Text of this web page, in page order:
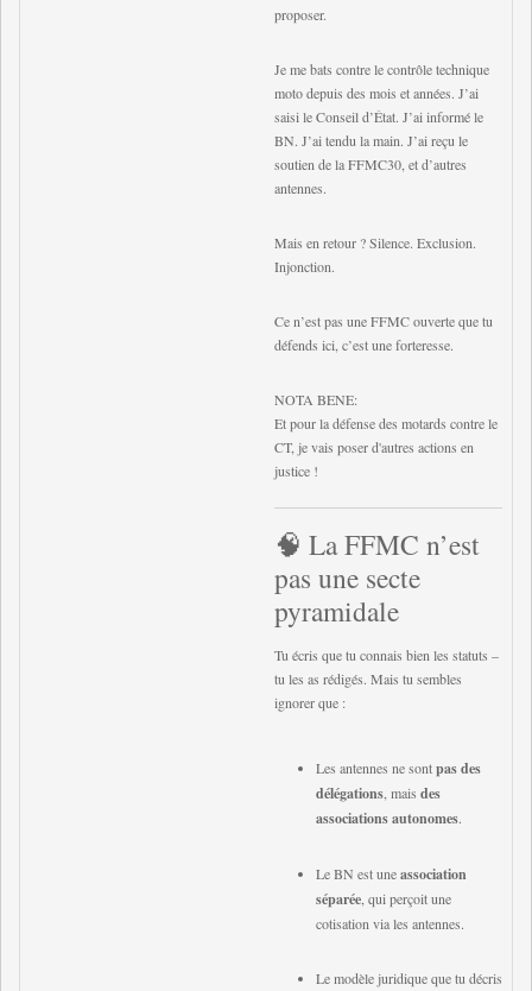
proposer.
Je me bats contre le contrôle technique
moto depuis des mois et années. J’ai
saisi le Conseil d’État. J’ai informé le
BN. J’ai tendu la main. J’ai reçu le
soutien de la FFMC30, et d’autres
antennes.
Mais en retour ? Silence. Exclusion.
Injonction.
Ce n’est pas une FFMC ouverte que tu
défends ici, c’est une forteresse.
NOTA BENE:
Et pour la défense des motards contre le
CT, je vais poser d'autres actions en
justice !
🧠 La FFMC n’est
pas une secte
pyramidale
Tu écris que tu connais bien les statuts –
tu les as rédigés. Mais tu sembles
ignorer que :
Les antennes ne sontpas des
délégations , mais des
associations autonomes.
Le BN est uneassociation
séparée , qui perçoit une
cotisation via les antennes.
Le modèle juridique que tu décris